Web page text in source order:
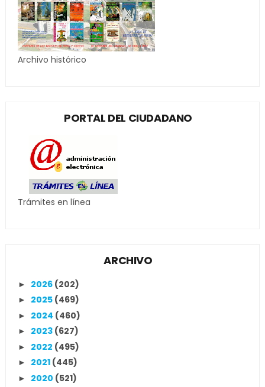
Archivo histórico
PORTAL DEL CIUDADANO
Trámites en línea
ARCHIVO
► 2026 (202)
► 2025 (469)
► 2024 (460)
► 2023 (627)
► 2022 (495)
► 2021 (445)
► 2020 (521)